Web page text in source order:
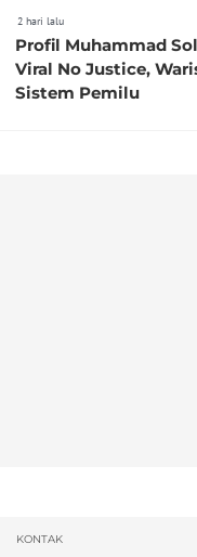
2 hari lalu
Profil Muhammad
Viral No Justice,
Sistem Pemilu
KONTAK